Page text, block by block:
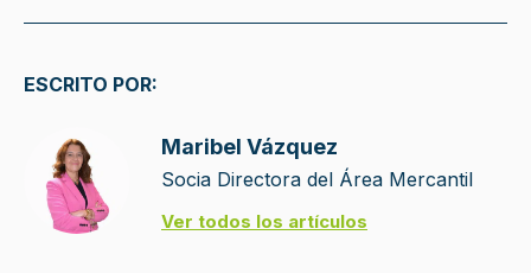
ESCRITO POR:
Maribel Vázquez
Socia Directora del Área Mercantil
Ver todos los artículos